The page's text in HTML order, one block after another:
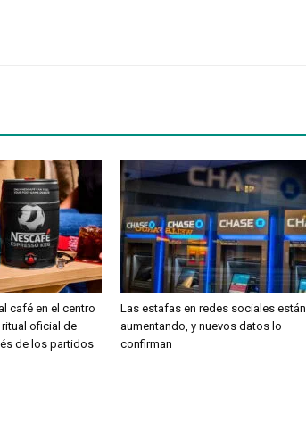
café en el centro
ritual oficial de
de los partidos
Las estafas en redes sociales están
aumentando, y nuevos datos lo
confirman